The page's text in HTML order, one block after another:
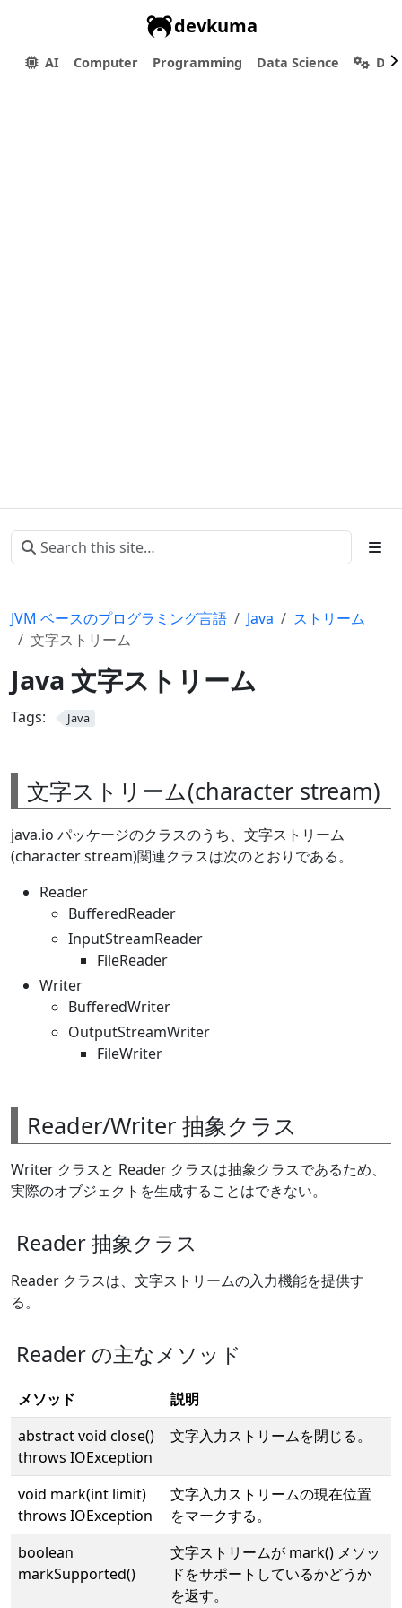
devkuma
AI Computer Programming Data Science
JVM ベースのプログラミング言語 Java
ストリーム
文字ストリーム
Java 文字ストリーム
Tags: Java
文字ストリーム(character stream)
java.io パッケージのクラスのうち、文字ストリーム
(character stream)関連クラスは次のとおりである。
Reader
BufferedReader
InputStreamReader
FileReader
Writer
BufferedWriter
OutputStreamWriter
FileWriter
Reader/Writer 抽象クラス
Writer クラスと Reader クラスは抽象クラスであるため、
実際のオブジェクトを生成することはできない。
Reader 抽象クラス
Reader クラスは、文字ストリームの入力機能を提供す
る。
Reader の主なメソッド
メソッド
説明
abstract void close()
throws IOException
文字入力ストリームを閉じる。
void mark(int limit)
throws IOException
文字入力ストリームの現在位置
をマークする。
boolean
markSupported()
文字ストリームが mark() メソッ
ドをサポートしているかどうか
を返す。